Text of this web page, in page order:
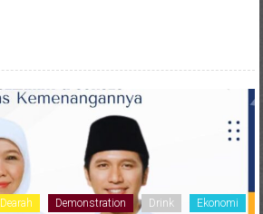
Dearah Demonstration Drink Ekonomi